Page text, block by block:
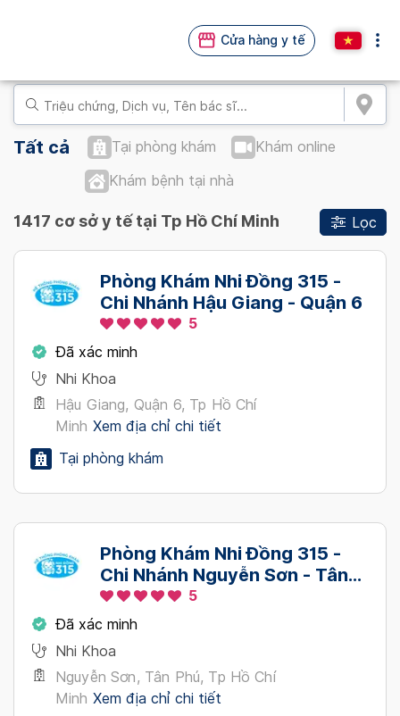
Cửa hàng y tế
Tất cả Tại phòng khám
Khám online
Khám bệnh tại nhà
Lọc
1417 cơ sở y tế tại Tp Hồ Chí Minh
Phòng Khám Nhi Đồng 315 -
Chi Nhánh Hậu Giang - Quận 6
5
Đã xác minh
Nhi Khoa
Hậu Giang, Quận 6, Tp Hồ Chí
Minh Xem địa chỉ chi tiết
Tại phòng khám
Phòng Khám Nhi Đồng 315 -
Chi Nhánh Nguyễn Sơn - Tân
Phú
5
Đã xác minh
Nhi Khoa
Nguyễn Sơn, Tân Phú, Tp Hồ Chí
Minh Xem địa chỉ chi tiết